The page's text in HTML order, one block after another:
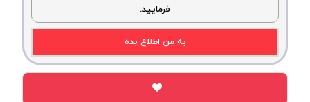
فرمایید.
به من اطلاع بده